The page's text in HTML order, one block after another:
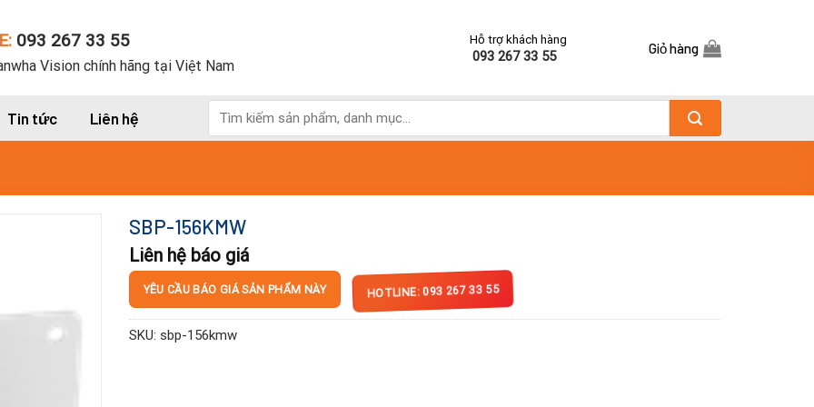
093 267 33 55
Vision chính hãng tại Việt Nam
Hỗ trợ khách hàng
093 267 33 55
Giỏ hàng
Tin tức Liên hệ
kiếm:
SBP-156KMW
Liên hệ báo giá
YÊU CẦU BÁO GIÁ SẢN PHẨM NÀY HOTLINE: 093 267 33 55
SKU: sbp-156kmw